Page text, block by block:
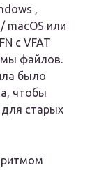
,
/ macOS или
с VFAT
файлов.
было
чтобы
для старых